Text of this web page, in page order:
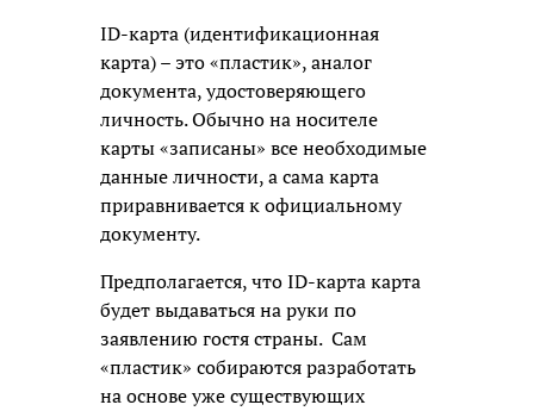
ID-карта (идентификационная
карта) – это «пластик», аналог
документа, удостоверяющего
личность. Обычно на носителе
карты «записаны» все необходимые
данные личности, а сама карта
приравнивается к официальному
документу.
Предполагается, что ID-карта карта
будет выдаваться на руки по
заявлению гостя страны. Сам
«пластик» собираются разработать
на основе уже существующих